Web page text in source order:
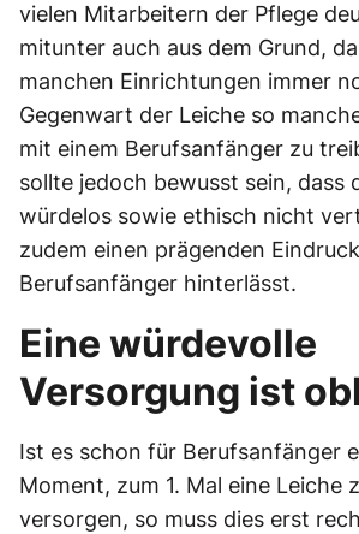
vielen Mitarbeitern der Pflege
mitunter auch aus dem Grund,
manchen Einrichtungen immer
Gegenwart der Leiche so
mit einem Berufsanfänger zu
sollte jedoch bewusst sein, dass
würdelos sowie ethisch nicht
zudem einen prägenden
Berufsanfänger hinterlässt.
Eine würdevolle
Versorgung ist
Ist es schon für Berufsanfänger
Moment, zum 1. Mal eine Leiche
versorgen, so muss dies erst